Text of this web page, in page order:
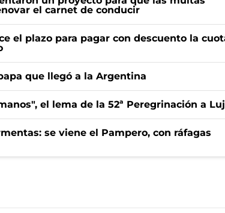
el carnet de conducir
el plazo para pagar con descuento la
que llegó a la Argentina
el lema de la 52ª Peregrinación a
se viene el Pampero, con ráfagas